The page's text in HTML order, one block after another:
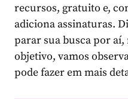
recursos, gratuito e,
adiciona assinaturas.
parar sua busca por aí,
objetivo, vamos
pode fazer em mais